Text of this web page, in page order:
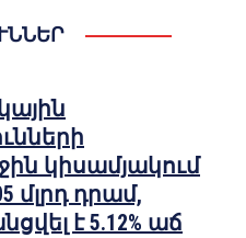
կիսամյակում
մլրդ դրամ,
է 5.12% աճ